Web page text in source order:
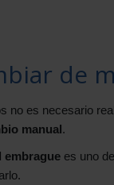
de
no es necesario
manual.
embraguees uno